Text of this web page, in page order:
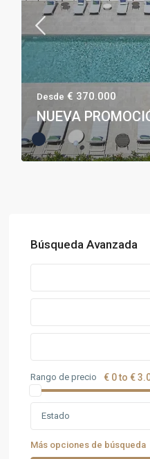
Desde € 370.000
NUEVA
Búsqueda Avanzada
Rango de precio € 0 to €
Estado
Más opciones de búsqueda